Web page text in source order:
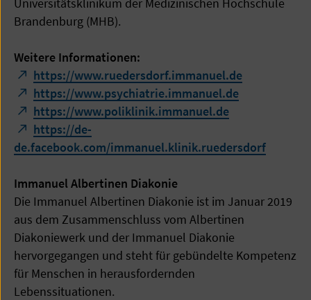
Brandenburg (MHB).
Weitere Informationen:
https://www.ruedersdorf.immanuel.de
https://www.psychiatrie.immanuel.de
https://www.poliklinik.immanuel.de
https://de-
de.facebook.com/immanuel.klinik.ruedersdorf
Immanuel Albertinen Diakonie
Die Immanuel Albertinen Diakonie ist im Januar 2019
aus dem Zusammenschluss vom Albertinen
Diakoniewerk und der Immanuel Diakonie
hervorgegangen und steht für gebündelte Kompetenz
für Menschen in herausfordernden
Lebenssituationen.